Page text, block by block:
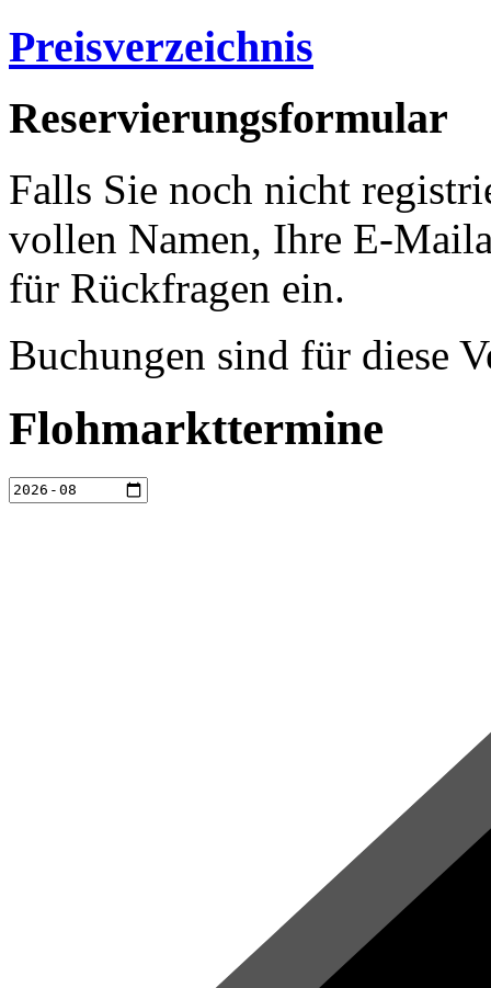
Preisverzeichnis
Reservierungsformular
Falls Sie noch nicht
vollen Namen, Ihre E-
für Rückfragen ein.
Buchungen sind für diese
Flohmarkttermine